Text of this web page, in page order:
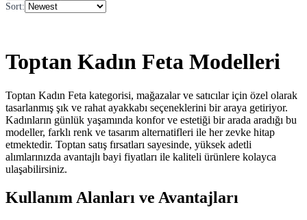
Sort:
Toptan Kadın Feta Modelleri
Toptan Kadın Feta kategorisi, mağazalar ve satıcılar için özel olarak
tasarlanmış şık ve rahat ayakkabı seçeneklerini bir araya getiriyor.
Kadınların günlük yaşamında konfor ve estetiği bir arada aradığı bu
modeller, farklı renk ve tasarım alternatifleri ile her zevke hitap
etmektedir. Toptan satış fırsatları sayesinde, yüksek adetli
alımlarınızda avantajlı bayi fiyatları ile kaliteli ürünlere kolayca
ulaşabilirsiniz.
Kullanım Alanları ve Avantajları